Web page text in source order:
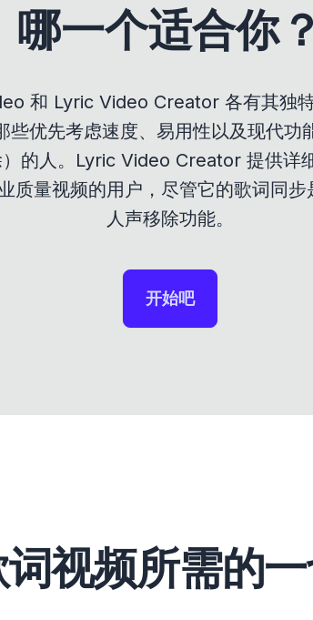
哪一个适合你？
和 Lyric Video Creator 各有其独
些优先考虑速度、易用性以及现代功
的人。Lyric Video Creator 提供详
质量视频的用户，尽管它的歌词同
人声移除功能。
开始吧
视频所需的一